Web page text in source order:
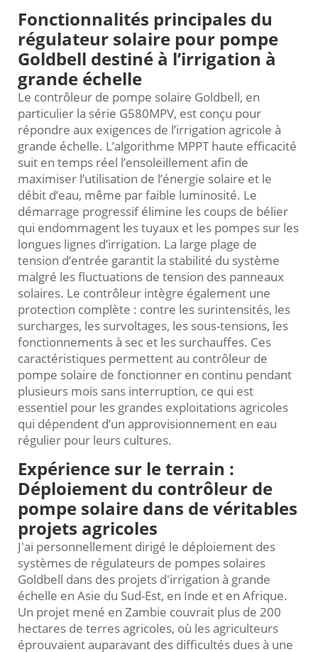
Fonctionnalités principales du
régulateur solaire pour pompe
Goldbell destiné à l’irrigation à
grande échelle
Le contrôleur de pompe solaire Goldbell, en
particulier la série G580MPV, est conçu pour
répondre aux exigences de l’irrigation agricole à
grande échelle. L’algorithme MPPT haute efficacité
suit en temps réel l’ensoleillement afin de
maximiser l’utilisation de l’énergie solaire et le
débit d’eau, même par faible luminosité. Le
démarrage progressif élimine les coups de bélier
qui endommagent les tuyaux et les pompes sur les
longues lignes d’irrigation. La large plage de
tension d’entrée garantit la stabilité du système
malgré les fluctuations de tension des panneaux
solaires. Le contrôleur intègre également une
protection complète : contre les surintensités, les
surcharges, les survoltages, les sous-tensions, les
fonctionnements à sec et les surchauffes. Ces
caractéristiques permettent au contrôleur de
pompe solaire de fonctionner en continu pendant
plusieurs mois sans interruption, ce qui est
essentiel pour les grandes exploitations agricoles
qui dépendent d’un approvisionnement en eau
régulier pour leurs cultures.
Expérience sur le terrain :
Déploiement du contrôleur de
pompe solaire dans de véritables
projets agricoles
J'ai personnellement dirigé le déploiement des
systèmes de régulateurs de pompes solaires
Goldbell dans des projets d'irrigation à grande
échelle en Asie du Sud-Est, en Inde et en Afrique.
Un projet mené en Zambie couvrait plus de 200
hectares de terres agricoles, où les agriculteurs
éprouvaient auparavant des difficultés dues à une